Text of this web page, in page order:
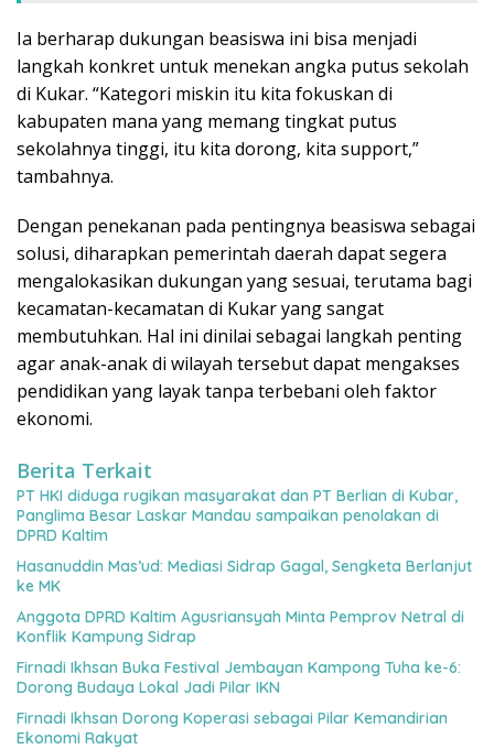
Ia berharap dukungan beasiswa ini bisa menjadi
langkah konkret untuk menekan angka putus sekolah
di Kukar. “Kategori miskin itu kita fokuskan di
kabupaten mana yang memang tingkat putus
sekolahnya tinggi, itu kita dorong, kita support,”
tambahnya.
Dengan penekanan pada pentingnya beasiswa sebagai
solusi, diharapkan pemerintah daerah dapat segera
mengalokasikan dukungan yang sesuai, terutama bagi
kecamatan-kecamatan di Kukar yang sangat
membutuhkan. Hal ini dinilai sebagai langkah penting
agar anak-anak di wilayah tersebut dapat mengakses
pendidikan yang layak tanpa terbebani oleh faktor
ekonomi.
Berita Terkait
PT HKI diduga rugikan masyarakat dan PT Berlian di Kubar,
Panglima Besar Laskar Mandau sampaikan penolakan di
DPRD Kaltim
Hasanuddin Mas’ud: Mediasi Sidrap Gagal, Sengketa Berlanjut
ke MK
Anggota DPRD Kaltim Agusriansyah Minta Pemprov Netral di
Konflik Kampung Sidrap
Firnadi Ikhsan Buka Festival Jembayan Kampong Tuha ke-6:
Dorong Budaya Lokal Jadi Pilar IKN
Firnadi Ikhsan Dorong Koperasi sebagai Pilar Kemandirian
Ekonomi Rakyat